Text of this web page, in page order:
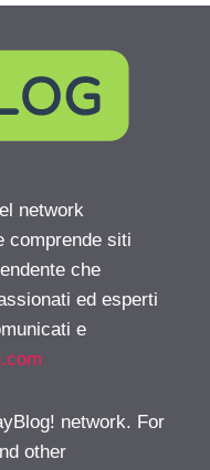
network
comprende siti
che
ed esperti
e
network. For
other